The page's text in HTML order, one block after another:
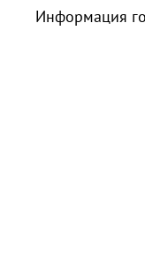
Информация